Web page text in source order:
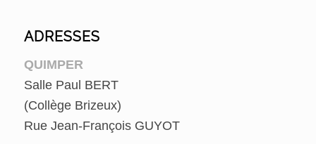
ADRESSES
QUIMPER
Salle Paul BERT
(Collège Brizeux)
Rue Jean-François GUYOT